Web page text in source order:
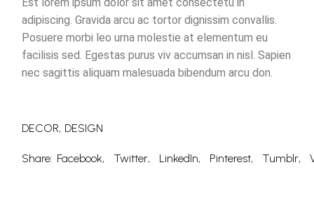
adipiscing. Gravida arcu ac tortor dignissim convallis.
Posuere morbi leo urna molestie at elementum eu
facilisis sed. Egestas purus viv accumsan in nisl. Sapien
nec sagittis aliquam malesuada bibendum arcu don.
DECOR DESIGN
Share: Facebook Twitter LinkedIn Pinterest Tumblr